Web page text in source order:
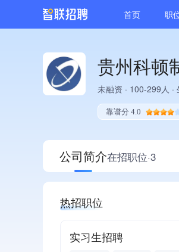
首页 职
贵州科顿
未融资 · 100-299人 ·
靠谱分 4.0
公司简介在招职位·3
热招职位
实习生招聘